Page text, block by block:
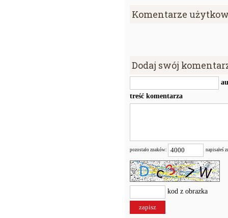
Komentarze
Dodaj swój
treść komentarza
pozostało znaków: napisałeś
kod z obrazka